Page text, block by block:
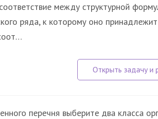
между структурной
ряда, к которому оно
перечня выберите два класса